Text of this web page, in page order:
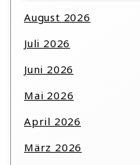
August 2026
Juli 2026
Juni 2026
Mai 2026
April 2026
März 2026